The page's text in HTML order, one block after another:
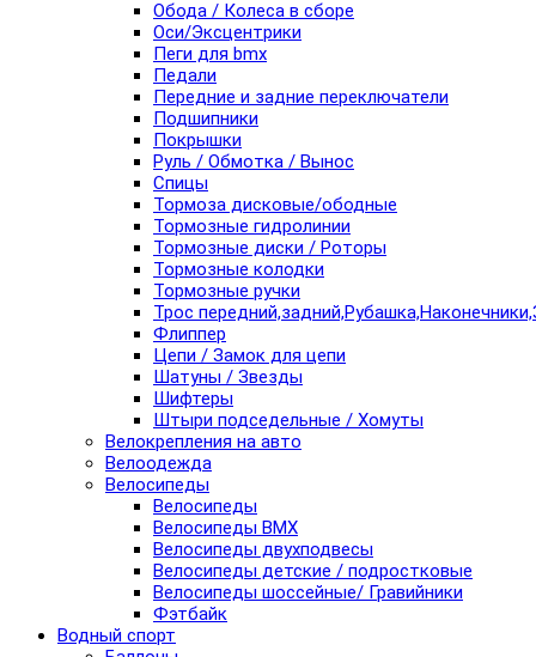
Обода / Колеса в сборе
Оси/Эксцентрики
Пеги для bmx
Педали
Передние и задние переключатели
Подшипники
Покрышки
Руль / Обмотка / Вынос
Спицы
Тормоза дисковые/ободные
Тормозные гидролинии
Тормозные диски / Роторы
Тормозные колодки
Тормозные ручки
Трос
Флиппер
Цепи / Замок для цепи
Шатуны / Звезды
Шифтеры
Штыри подседельные / Хомуты
Велокрепления на авто
Велоодежда
Велосипеды
Велосипеды
Велосипеды BMX
Велосипеды двухподвесы
Велосипеды детские / подростковые
Велосипеды шоссейные/ Гравийники
Фэтбайк
Водный спорт